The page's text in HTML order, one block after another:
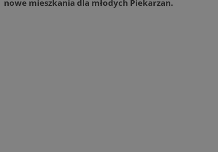
nowe mieszkania dla młodych Piekarzan.